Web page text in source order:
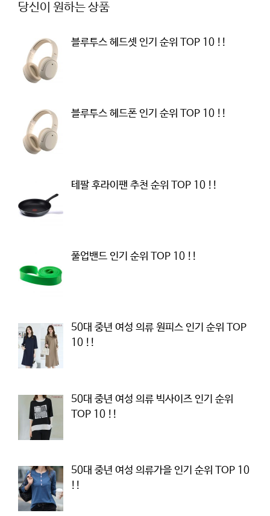
당신이 원하는 상품
블루투스 헤드셋 인기 순위 TOP 10 !!
블루투스 헤드폰 인기 순위 TOP 10 !!
테팔 후라이팬 추천 순위 TOP 10 !!
풀업밴드 인기 순위 TOP 10 !!
50대 중년 여성 의류 원피스 인기 순위 TOP
10 !!
50대 중년 여성 의류 빅사이즈 인기 순위
TOP 10 !!
50대 중년 여성 의류가을 인기 순위 TOP 10
!!